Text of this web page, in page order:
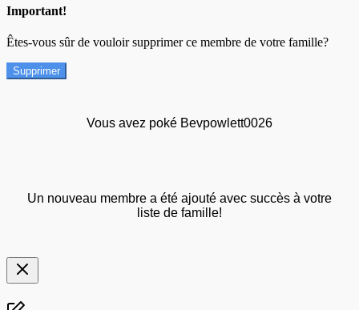
Important!
Êtes-vous sûr de vouloir supprimer ce membre de votre famille?
Supprimer
Vous avez poké Bevpowlett0026
Un nouveau membre a été ajouté avec succès à votre
liste de famille!